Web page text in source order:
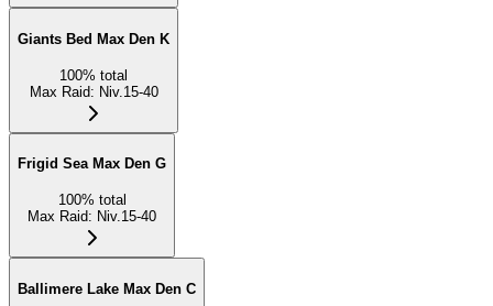
Giants Bed Max Den K
100% total
Max Raid: Niv.15-40
Frigid Sea Max Den G
100% total
Max Raid: Niv.15-40
Ballimere Lake Max Den C